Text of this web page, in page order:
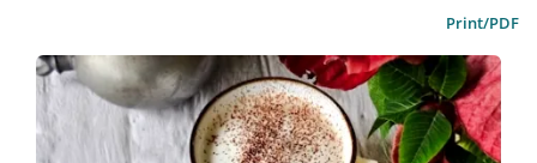
Print/PDF